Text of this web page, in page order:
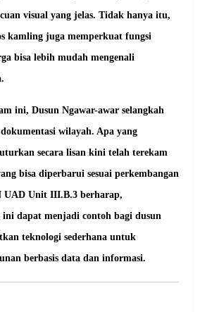
visual yang jelas. Tidak hanya itu,
kamling juga memperkuat fungsi
bisa lebih mudah mengenali
ini, Dusun Ngawar-awar selangkah
wilayah. Apa yang
secara lisan kini telah terekam
bisa diperbarui sesuai perkembangan
UAD Unit III.B.3 berharap,
dapat menjadi contoh bagi dusun
teknologi sederhana untuk
berbasis data dan informasi.